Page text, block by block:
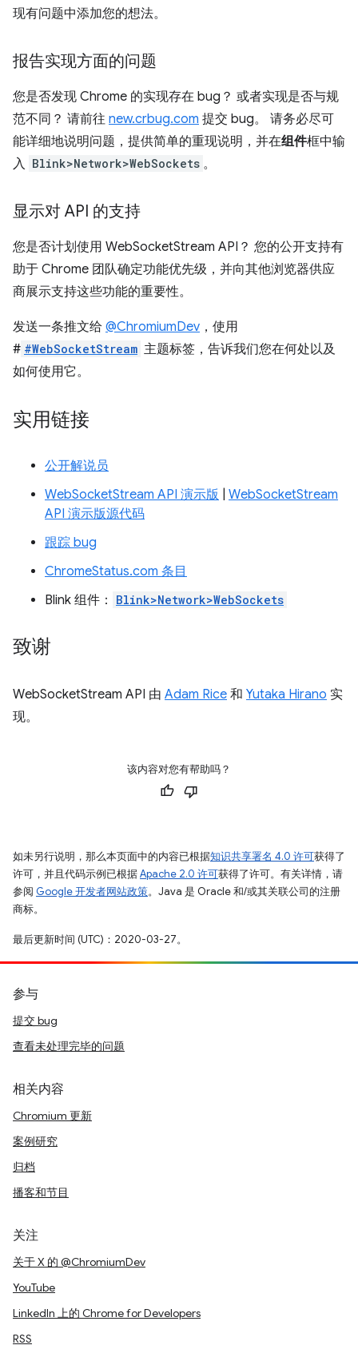
现有问题中添加您的想法。
报告实现方面的问题
您是否发现 Chrome 的实现存在 bug？ 或者实现是否与规
范不同？ 请前往 new.crbug.com 提交 bug。 请务必尽可
能详细地说明问题，提供简单的重现说明，并在组件框中输
入 Blink>Network>WebSockets 。
显示对 API 的支持
您是否计划使用 WebSocketStream API？ 您的公开支持有
助于 Chrome 团队确定功能优先级，并向其他浏览器供应
商展示支持这些功能的重要性。
发送一条推文给 @ChromiumDev ，使用
# #WebSocketStream 主题标签，告诉我们您在何处以及
如何使用它。
实用链接
公开解说员
WebSocketStream API 演示版 WebSocketStream
API 演示版源代码
跟踪 bug
ChromeStatus.com 条目
Blink 组件：
Blink>Network>WebSockets
致谢
WebSocketStream API 由 Adam Rice 和 Yutaka Hirano 实
现。
该内容对您有帮助吗？
如未另行说明，那么本页面中的内容已根据知识共享署名 4.0 许可获得了
许可，并且代码示例已根据Apache 2.0 许可获得了许可。有关详情，请
参阅 Google 开发者网站政策。Java 是 Oracle 和/或其关联公司的注册
商标。
最后更新时间 (UTC)：2020-03-27。
参与
提交 bug
查看未处理完毕的问题
相关内容
Chromium 更新
案例研究
归档
播客和节目
关注
关于 X 的 @ChromiumDev
YouTube
LinkedIn 上的 Chrome for Developers
RSS